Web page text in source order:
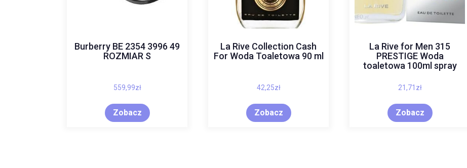
Burberry BE 2354 3996 49
ROZMIAR S
559,99zł
Zobacz
La Rive Collection Cash
For Woda Toaletowa 90 ml
42,25zł
Zobacz
La Rive for Men 315
PRESTIGE Woda
toaletowa 100ml spray
21,71 zł
Zobacz